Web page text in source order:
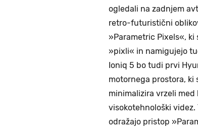
ogledali na zadnjem
retro-futuristični
»Parametric Pixels«,
»pixli« in namigujejo
Ioniq 5 bo tudi prvi
motornega prostora, ki
minimalizira vrzeli
visokotehnološki
odražajo pristop